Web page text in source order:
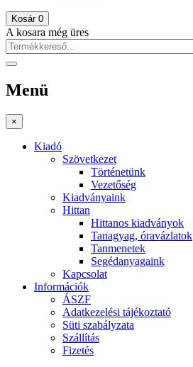
Kosár 0
A kosara még üres
Menü
×
Kiadó
Szövetkezet
Történetünk
Vezetőség
Kiadványaink
Hittan
Hittanos kiadványok
Tanagyag, óravázlatok
Tanmenetek
Segédanyagaink
Kapcsolat
Információk
ÁSZF
Adatkezelési tájékoztató
Süti szabályzata
Szállítás
Fizetés